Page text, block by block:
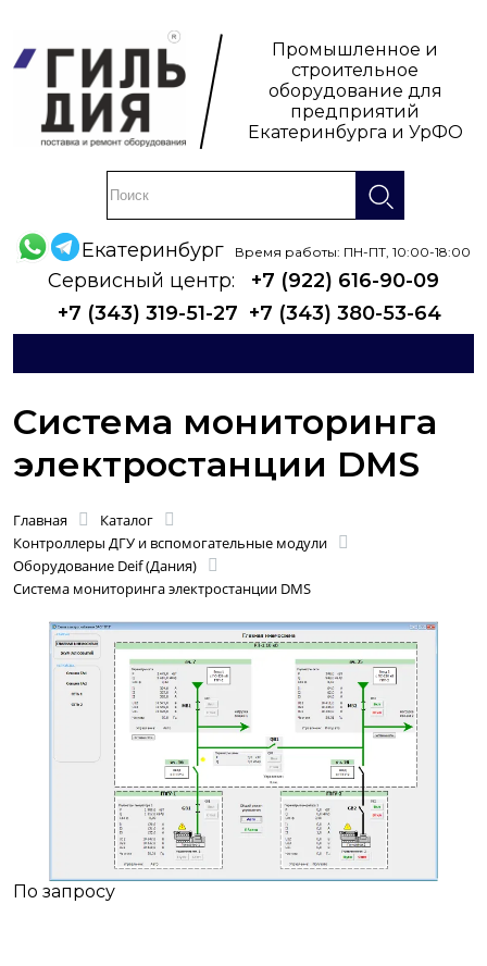
Промышленное и
строительное
оборудование для
предприятий
Екатеринбурга и УрФО
Екатеринбург Время работы: ПН-ПТ, 10:00-18:00
Сервисный центр:
+7 (922) 616-90-09
+7 (343) 319-51-27 +7 (343) 380-53-64
Система мониторинга
электростанции DMS
Главная
Каталог
Контроллеры ДГУ и вспомогательные модули
Оборудование Deif (Дания)
Система мониторинга электростанции DMS
По запросу